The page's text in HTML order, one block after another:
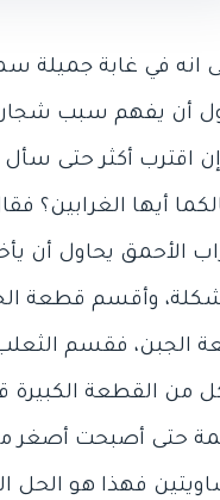
انه في غابة جميلة
أيها
الأحمق يحاول أن
وأقسم قطعة
الجبن، فقسم
من القطعة الكبيرة
حتى أصبحت أصغر من
فهذا هو الحل